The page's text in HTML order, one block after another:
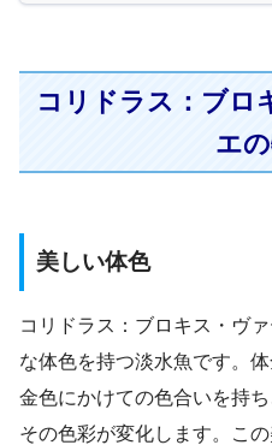
コリドラス：ブロ
エ
美しい体色
コリドラス：ブロキス・ヴ
な体色を持つ淡水魚です。
金色にかけての色合いを持
その色彩が変化します。こ